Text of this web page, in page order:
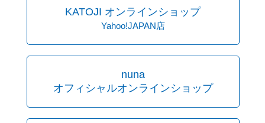
KATOJI オンラインショップ
Yahoo!JAPAN店
nuna
オフィシャルオンラインショップ